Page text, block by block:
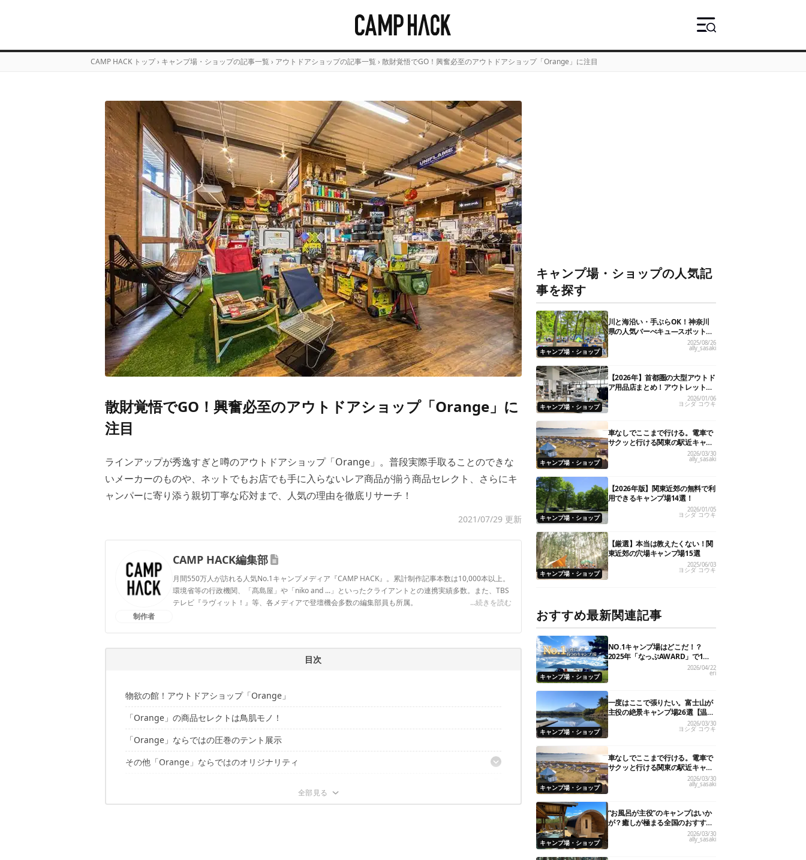
CAMP HACK トップ › キャンプ場・ショップの記事一覧 › アウトドアショップの記事一覧 › 散財覚悟でGO！興奮必至のアウトドアショップ「Orange」に注目
散財覚悟でGO！興奮必至のアウトドアショップ「Orange」に
注目
ラインアップが秀逸すぎと噂のアウトドアショップ「Orange」。普段実際手取ることのできな
いメーカーのものや、ネットでもお店でも手に入らないレア商品が揃う商品セレクト、さらにキ
ャンパーに寄り添う親切丁寧な応対まで、人気の理由を徹底リサーチ！
2021/07/29 更新
制作者
CAMP HACK編集部
月間550万人が訪れる人気No.1キャンプメディア『CAMP HACK』。累計制作記事本数は10,000本以上。
環境省等の行政機関、「髙島屋」や「niko and ...」といったクライアントとの連携実績多数。また、TBS
テレビ『ラヴィット！』等、各メディアで登壇機会多数の編集部員も所属。
...続きを読む
目次
物欲の館！アウトドアショップ「Orange」
「Orange」の商品セレクトは鳥肌モノ！
「Orange」ならではの圧巻のテント展示
その他「Orange」ならではのオリジナリティ
キャンプ場・ショップの人気記
事を探す
キャンプ場・ショップ
川と海沿い・手ぶらOK！神奈川
県の人気バーべキュ―スポット20
選
2025/08/26
ally_sasaki
キャンプ場・ショップ
【2026年】首都圏の大型アウトド
ア用品店まとめ！アウトレット情
2026/01/06
ヨシダ コウキ
キャンプ場・ショップ
車なしでここまで行ける。電車で
サクッと行ける関東の駅近キャン
プ場18選
2026/03/30
ally_sasaki
キャンプ場・ショップ
【2026年版】関東近郊の無料で利
用できるキャンプ場14選！
2026/01/05
ヨシダ コウキ
キャンプ場・ショップ
【厳選】本当は教えたくない！関
東近郊の穴場キャンプ場15選
2025/06/03
ヨシダ コウキ
おすすめ最新関連記事
キャンプ場・ショップ
NO.1キャンプ場はどこだ！？
2025年「なっぷAWARD」で1位
を獲得した人気6施設を大発表
2026/04/22
eri
キャンプ場・ショップ
一度はここで張りたい。富士山が
主役の絶景キャンプ場26選【温泉
や初心者向けまで】
2026/03/30
ヨシダ コウキ
キャンプ場・ショップ
車なしでここまで行ける。電車で
サクッと行ける関東の駅近キャン
プ場18選
2026/03/30
ally_sasaki
キャンプ場・ショップ
“お風呂が主役”のキャンプはいか
が？癒しが極まる全国のおすすめ
キャンプ場10選！
2026/03/30
ally_sasaki